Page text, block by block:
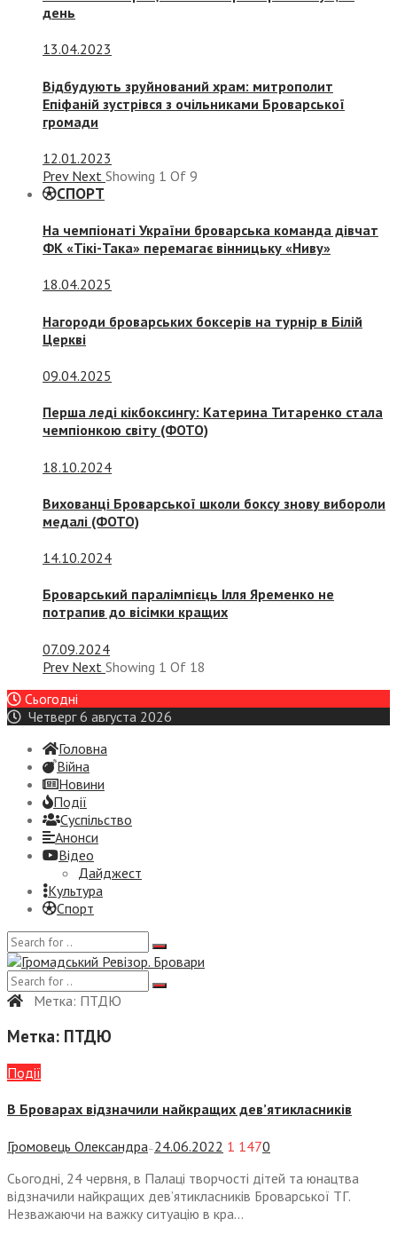
день
13.04.2023
Відбудують зруйнований храм: митрополит
Епіфаній зустрівся з очільниками Броварської
громади
12.01.2023
Prev Next Showing 1 Of 9
СПОРТ
На чемпіонаті України броварська команда дівчат
ФК «Тікі-Така» перемагає вінницьку «Ниву»
18.04.2025
Нагороди броварських боксерів на турнір в Білій
Церкві
09.04.2025
Перша леді кікбоксингу: Катерина Титаренко стала
чемпіонкою світу (ФОТО)
18.10.2024
Вихованці Броварської школи боксу знову вибороли
медалі (ФОТО)
14.10.2024
Броварський паралімпієць Ілля Яременко не
потрапив до вісімки кращих
07.09.2024
Prev Next Showing 1 Of 18
Сьогодні
Четверг 6 августа 2026
Головна
Війна
Новини
Події
Суспiльство
Анонси
Відео
Дайджест
Культура
Спорт
Метка: ПТДЮ
Метка: ПТДЮ
Події
В Броварах відзначили найкращих дев’ятикласників
Громовець Олександра — 24.06.2022 1 1470
Сьогодні, 24 червня, в Палаці творчості дітей та юнацтва
відзначили найкращих дев’ятикласників Броварської ТГ.
Незважаючи на важку ситуацію в кра...